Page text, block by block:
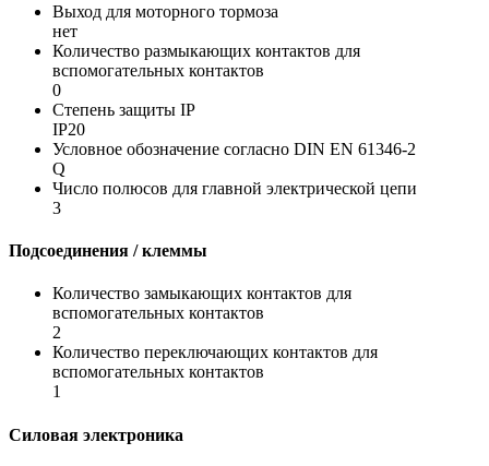
Выход для моторного тормоза
нет
Количество размыкающих контактов для
вспомогательных контактов
0
Степень защиты IP
IP20
Условное обозначение согласно DIN EN 61346-2
Q
Число полюсов для главной электрической цепи
3
Подсоединения / клеммы
Количество замыкающих контактов для
вспомогательных контактов
2
Количество переключающих контактов для
вспомогательных контактов
1
Силовая электроника